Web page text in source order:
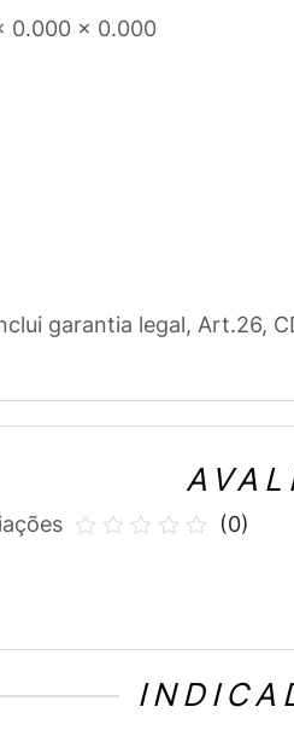
0.000 x 0.000
garantia legal, Art.26,
(0)